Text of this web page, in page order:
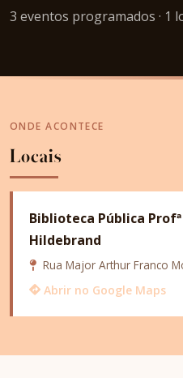
3 eventos programados · 1
ONDE ACONTECE
Locais
Biblioteca Pública
Hildebrand
Rua Major Arthur Franco
Abrir no Google Maps